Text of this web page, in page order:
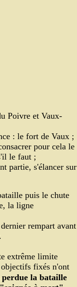
Poivre et Vaux-
: le fort de Vaux ;
pour cela le
le faut ;
partie, s'élancer sur
puis le chute
la ligne
rempart avant
extrême limite
fixés n'ont
la bataille